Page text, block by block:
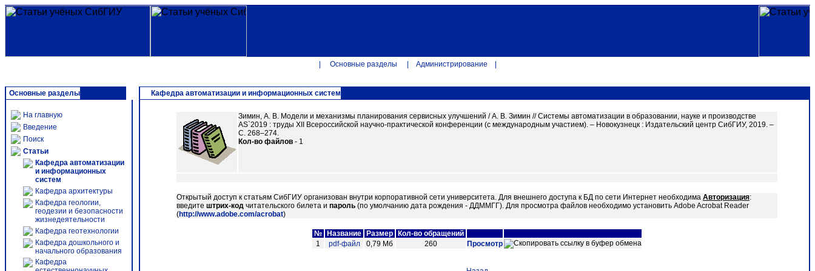
Основные разделы Администрирование
Основные разделы
На главную
Введение
Поиск
Статьи
Кафедра автоматизации
и информационных
систем
Кафедра архитектуры
Кафедра геологии,
геодезии и безопасности
жизнедеятельности
Кафедра геотехнологии
Кафедра дошкольного и
начального образования
Кафедра
Кафедра автоматизации и информационных систем
Зимин, А. В. Модели и механизмы планирования сервисных улучшений / А. В. Зимин // Системы автоматизации в образовании, науке и производстве
AS`2019 : труды XII Всероссийской научно-практической конференции (с международным участием). – Новокузнецк : Издательский центр СибГИУ, 2019. –
С. 268–274.
Кол-во файлов - 1
Открытый доступ к статьям СибГИУ организован внутри корпоративной сети университета. Для внешнего доступа к БД по сети Интернет необходима Авторизация:
введите штрих-код читательского билета и пароль (по умолчанию дата рождения - ДДММГГ). Для просмотра файлов необходимо установить Adobe Acrobat Reader
(http://www.adobe.com/acrobat)
№ Название Размер
Кол-во обращений
1
pdf-файл 0,79 Мб 260 Просмотр